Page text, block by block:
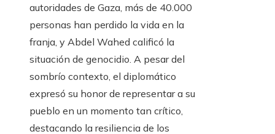
autoridades de Gaza, más de 40.000
personas han perdido la vida en la
franja, y Abdel Wahed calificó la
situación de genocidio. A pesar del
sombrío contexto, el diplomático
expresó su honor de representar a su
pueblo en un momento tan crítico,
destacando la resiliencia de los